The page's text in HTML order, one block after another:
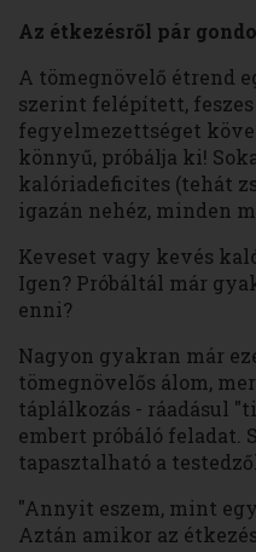
Az étkezésről pár
A tömegnövelő étrend
szerint felépített, feszes
fegyelmezettséget
könnyű, próbálja ki!
kalóriadeficites (tehát
igazán nehéz, minden
Keveset vagy kevés
Igen? Próbáltál már
enni?
Nagyon gyakran már
tömegnövelős álom,
táplálkozás - ráadásul
embert próbáló feladat.
tapasztalható a
"Annyit eszem, mint
Aztán amikor az